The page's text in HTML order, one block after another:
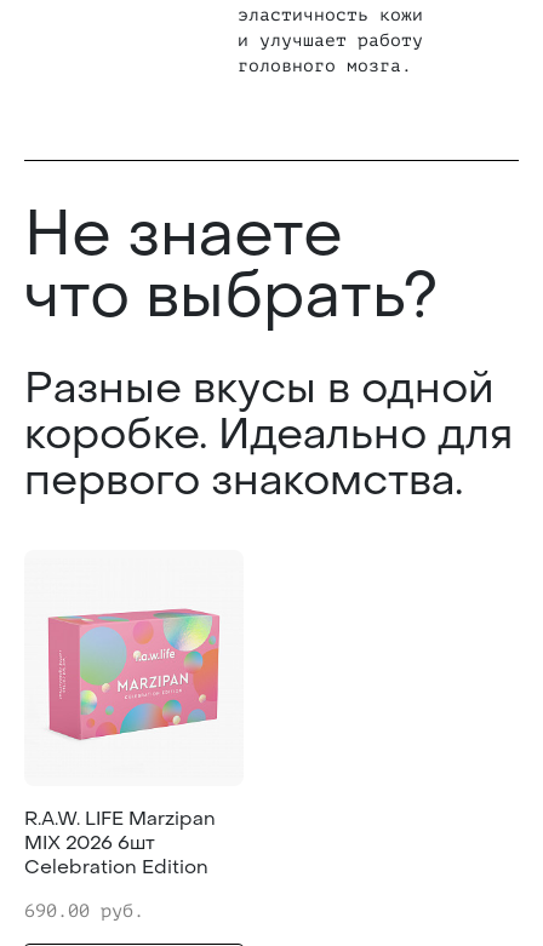
эластичность кожи
и улучшает работу
головного мозга.
Не знаете
что выбрать?
Разные вкусы в одной
коробке. Идеально для
первого знакомства.
R.A.W. LIFE Marzipan
MIX 2026 6шт
Celebration Edition
690.00 руб.